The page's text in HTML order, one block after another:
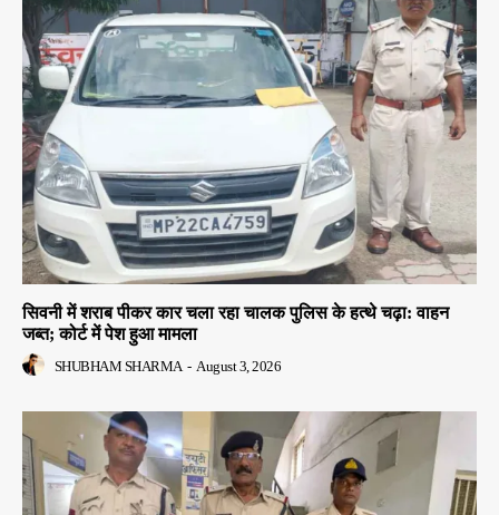
सिवनी में शराब पीकर कार चला रहा चालक पुलिस के हत्थे चढ़ा: वाहन
जब्त; कोर्ट में पेश हुआ मामला
SHUBHAM SHARMA - August 3, 2026